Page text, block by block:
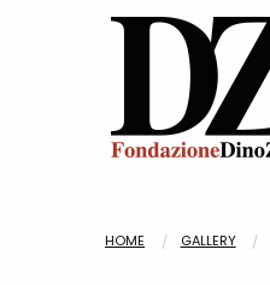
HOME GALLERY